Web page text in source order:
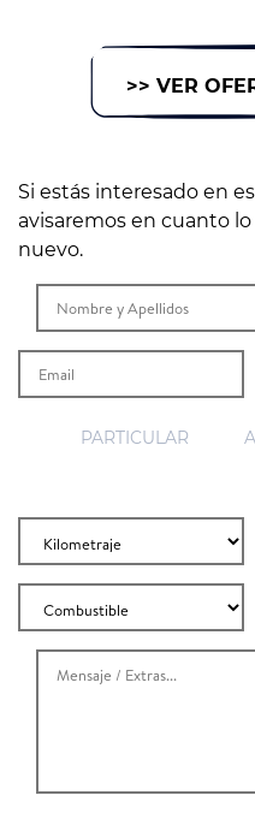
>> VER
Si estás interesado en
avisaremos en cuanto
nuevo.
PARTICULAR